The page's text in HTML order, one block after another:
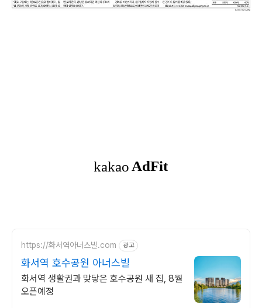
https://화서역아너스빌.com 광고
화서역 호수공원 아너스빌
화서역 생활권과 맞닿은 호수공원 새 집, 8월
오픈예정